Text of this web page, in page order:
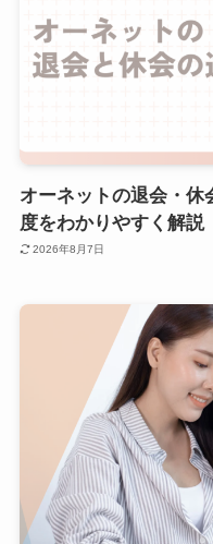
オーネットの退会・休
度をわかりやすく解説
2026年8月7日